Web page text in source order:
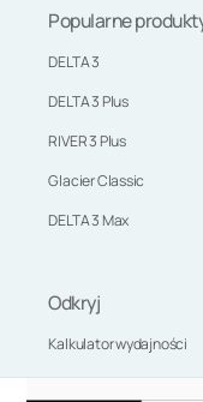
Popularne
DELTA 3
DELTA 3 Plus
RIVER 3 Plus
Glacier Classic
DELTA 3 Max
Odkryj
Kalkulator wydajności
Marka EcoFlow